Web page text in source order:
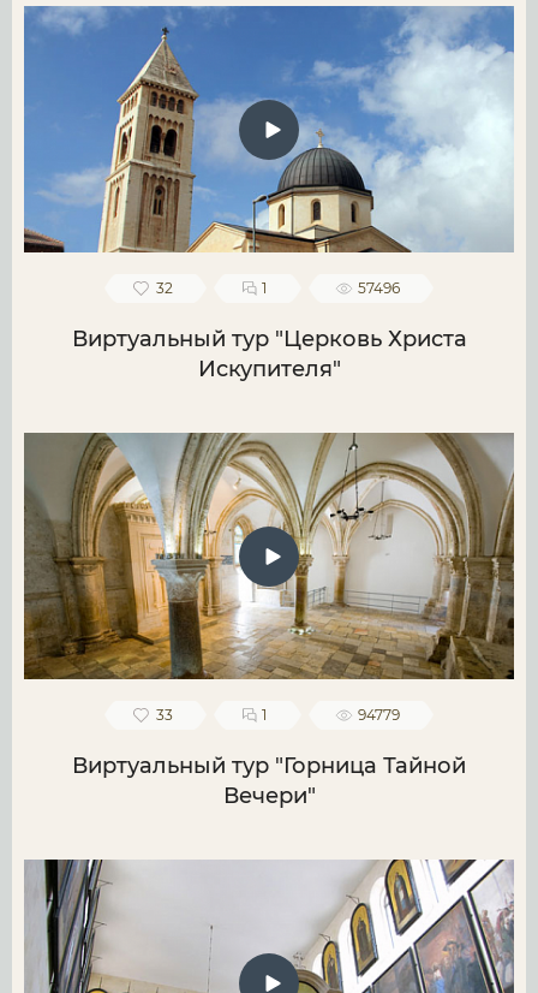
32 1 57496
Виртуальный тур "Церковь Христа
Искупителя"
33 1 94779
Виртуальный тур "Горница Тайной
Вечери"